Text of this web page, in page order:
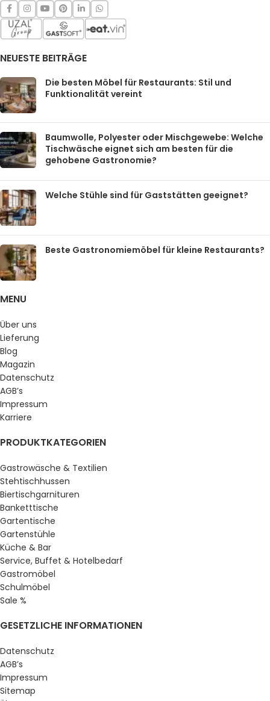
NEUESTE BEITRÄGE
Die besten Möbel für Restaurants: Stil und
Funktionalität vereint
Baumwolle, Polyester oder Mischgewebe: Welche
Tischwäsche eignet sich am besten für die
gehobene Gastronomie?
Welche Stühle sind für Gaststätten geeignet?
Beste Gastronomiemöbel für kleine Restaurants?
MENU
Über uns
Lieferung
Blog
Magazin
Datenschutz
AGB’s
Impressum
Karriere
PRODUKTKATEGORIEN
Gastrowäsche & Textilien
Stehtischhussen
Biertischgarnituren
Banketttische
Gartentische
Gartenstühle
Küche & Bar
Service, Buffet & Hotelbedarf
Gastromöbel
Schulmöbel
Sale %
GESETZLICHE INFORMATIONEN
Datenschutz
AGB’s
Impressum
Sitemap